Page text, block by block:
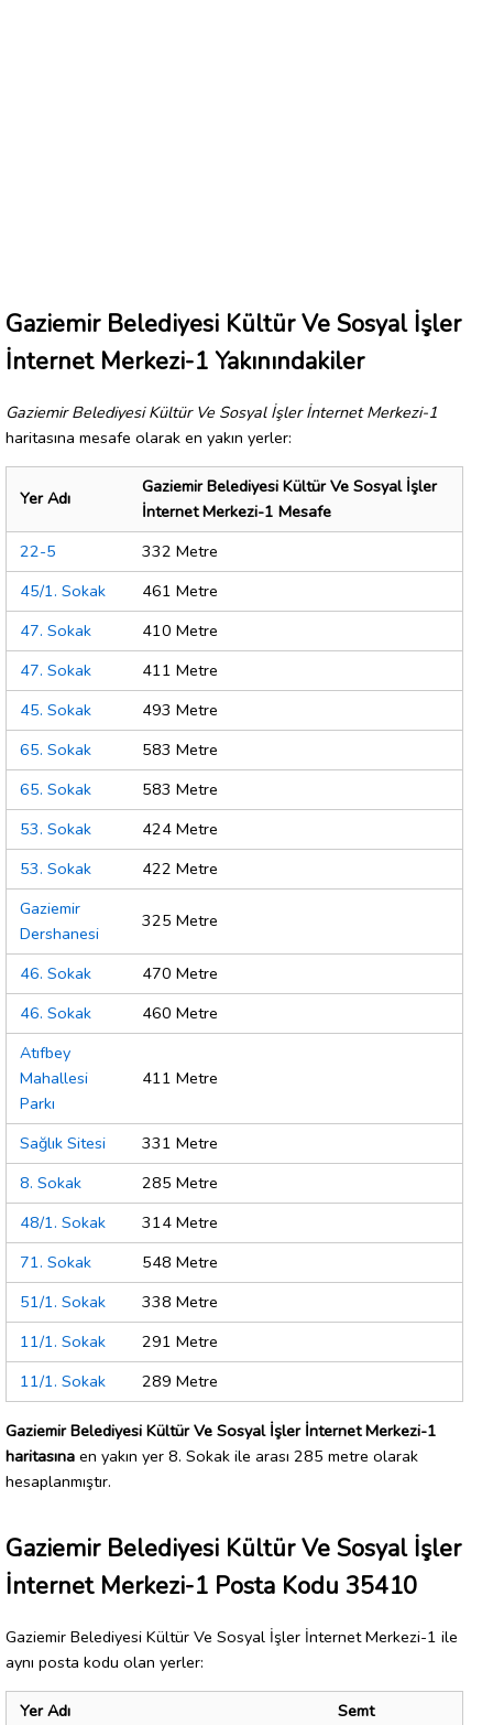
Gaziemir Belediyesi Kültür Ve Sosyal İşler
İnternet Merkezi-1 Yakınındakiler
Gaziemir Belediyesi Kültür Ve Sosyal İşler İnternet Merkezi-1
haritasına mesafe olarak en yakın yerler:
Yer Adı
Gaziemir Belediyesi Kültür Ve Sosyal İşler
İnternet Merkezi-1 Mesafe
22-5
332 Metre
45/1. Sokak
461 Metre
47. Sokak
410 Metre
47. Sokak
411 Metre
45. Sokak
493 Metre
65. Sokak
583 Metre
65. Sokak
583 Metre
53. Sokak
424 Metre
53. Sokak
422 Metre
Gaziemir
Dershanesi
325 Metre
46. Sokak
470 Metre
46. Sokak
460 Metre
Atıfbey
Mahallesi
Parkı
411 Metre
Sağlık Sitesi
331 Metre
8. Sokak
285 Metre
48/1. Sokak
314 Metre
71. Sokak
548 Metre
51/1. Sokak
338 Metre
11/1. Sokak
291 Metre
11/1. Sokak
289 Metre
Gaziemir Belediyesi Kültür Ve Sosyal İşler İnternet Merkezi-1
haritasına en yakın yer 8. Sokak ile arası 285 metre olarak
hesaplanmıştır.
Gaziemir Belediyesi Kültür Ve Sosyal İşler
İnternet Merkezi-1 Posta Kodu 35410
Gaziemir Belediyesi Kültür Ve Sosyal İşler İnternet Merkezi-1 ile
aynı posta kodu olan yerler:
Yer Adı
Semt